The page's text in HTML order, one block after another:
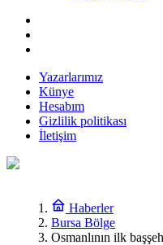
Yazarlarımız
Künye
Hesabım
Gizlilik politikası
İletişim
Haberler
Bursa Bölge
Osmanlının ilk